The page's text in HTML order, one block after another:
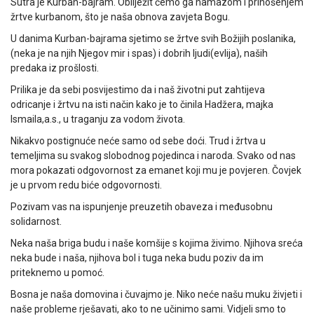
žrtve kurbanom, što je naša obnova zavjeta Bogu.
U danima Kurban-bajrama sjetimo se žrtve svih Božijih poslanika,
(neka je na njih Njegov mir i spas) i dobrih ljudi(evlija), naših
predaka iz prošlosti.
Prilika je da sebi posvijestimo da i naš životni put zahtijeva
odricanje i žrtvu na isti način kako je to činila Hadžera, majka
Ismaila,a.s., u traganju za vodom života.
Nikakvo postignuće neće samo od sebe doći. Trud i žrtva u
temeljima su svakog slobodnog pojedinca i naroda. Svako od nas
mora pokazati odgovornost za emanet koji mu je povjeren. Čovjek
je u prvom redu biće odgovornosti.
Pozivam vas na ispunjenje preuzetih obaveza i međusobnu
solidarnost.
Neka naša briga budu i naše komšije s kojima živimo. Njihova sreća
neka bude i naša, njihova bol i tuga neka budu poziv da im
priteknemo u pomoć.
Bosna je naša domovina i čuvajmo je. Niko neće našu muku živjeti i
naše probleme rješavati, ako to ne učinimo sami. Vidjeli smo to